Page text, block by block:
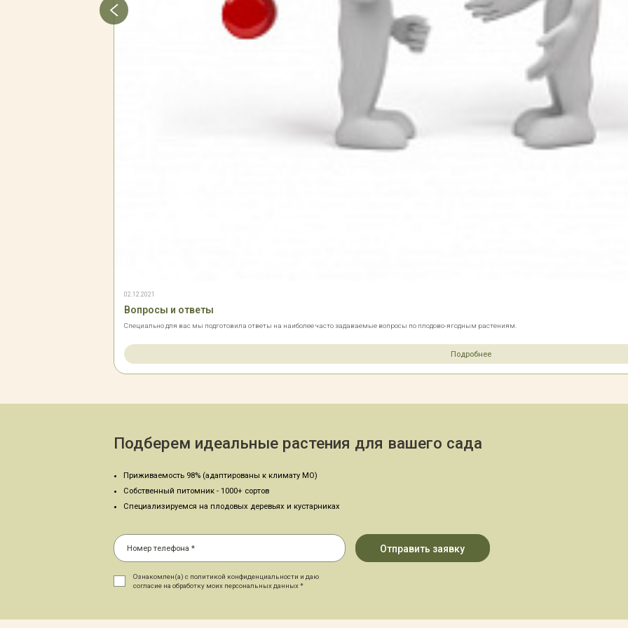
02.12.2021
Вопросы и ответы
Специально для вас мы подготовила ответы на наиболее часто задаваемые вопросы по плодово-ягодным растениям.
Подробнее
Подберем идеальные растения для вашего сада
Приживаемость 98% (адаптированы к климату МО)
Собственный питомник - 1000+ сортов
Специализируемся на плодовых деревьях и кустарниках
Ознакомлен(а) с политикой конфиденциальности и даю
согласие на обработку моих персональных данных *